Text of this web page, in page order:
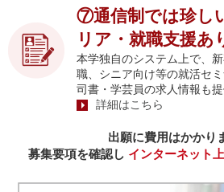
⑦通信制では珍し
リア・就職支援あ
本学独自のシステム上で、
職、シニア向け等の就活セ
司書・学芸員の求人情報も提
詳細はこちら
出願に費用はかかり
募集要項を確認し インターネット